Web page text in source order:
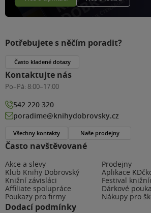
Často navštěvované
Akce a slevy
Prodejny
Klub Knihy Dobrovský
Aplikace
Knižní závisláci
Festival
Affiliate spolupráce
Dárkové
Poukazy pro firmy
Nákupy pro
Dodací podmínky
Potřebujete s něčím poradit?
Často kladené dotazy
Kontaktujte nás
Po–Pá: 8:00–17:00
542 220 320
poradime@knihydobrovsky.cz
Všechny kontakty Naše prodejny